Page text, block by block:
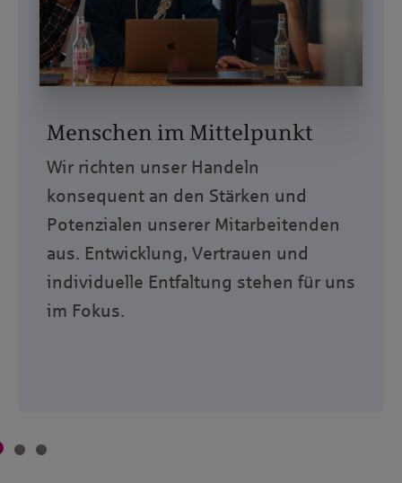
Menschen im Mittelpunkt
Wir richten unser Handeln
konsequent an den Stärken und
Potenzialen unserer Mitarbeitenden
aus. Entwicklung, Vertrauen und
individuelle Entfaltung stehen für uns
im Fokus.